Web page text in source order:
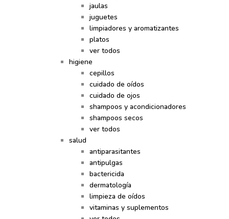
jaulas
juguetes
limpiadores y aromatizantes
platos
ver todos
higiene
cepillos
cuidado de oídos
cuidado de ojos
shampoos y acondicionadores
shampoos secos
ver todos
salud
antiparasitantes
antipulgas
bactericida
dermatología
limpieza de oídos
vitaminas y suplementos